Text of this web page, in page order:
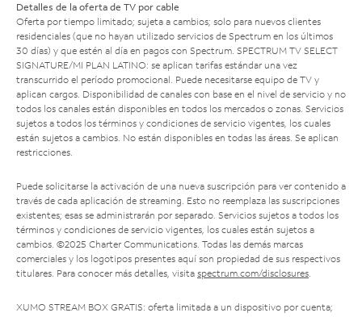
Detalles de la oferta de TV por cable
Oferta por tiempo limitado; sujeta a cambios; solo para nuevos clientes
residenciales (que no hayan utilizado servicios de Spectrum en los últimos
30 días) y que estén al día en pagos con Spectrum. SPECTRUM TV SELECT
SIGNATURE/MI PLAN LATINO: se aplican tarifas estándar una vez
transcurrido el período promocional. Puede necesitarse equipo de TV y
aplican cargos. Disponibilidad de canales con base en el nivel de servicio y no
todos los canales están disponibles en todos los mercados o zonas. Servicios
sujetos a todos los términos y condiciones de servicio vigentes, los cuales
están sujetos a cambios. No están disponibles en todas las áreas. Se aplican
restricciones.
Puede solicitarse la activación de una nueva suscripción para ver contenido a
través de cada aplicación de streaming. Esto no reemplaza las suscripciones
existentes; esas se administrarán por separado. Servicios sujetos a todos los
términos y condiciones de servicio vigentes, los cuales están sujetos a
cambios. ©2025 Charter Communications. Todas las demás marcas
comerciales y los logotipos presentes aquí son propiedad de sus respectivos
titulares. Para conocer más detalles, visita spectrum.com/disclosures.
XUMO STREAM BOX GRATIS: oferta limitada a un dispositivo por cuenta;